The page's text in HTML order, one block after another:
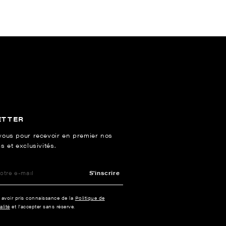
pour recevoir en premier nos
et exclusivités.
S'inscrire
avoir pris connaissance de la Politique de
et l’accepter sans réserve.